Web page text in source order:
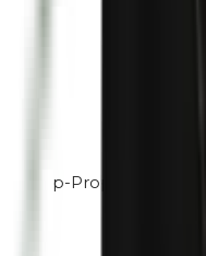
p-Propylparabènes